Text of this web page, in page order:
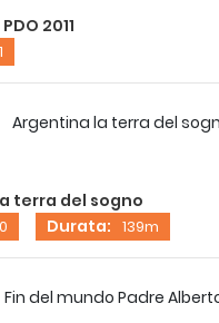
2011
terra del sogno
Durata: 139m